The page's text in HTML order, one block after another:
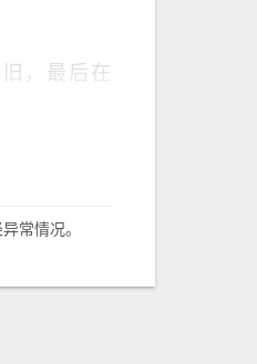
，最后在
境 直接执
常情况。